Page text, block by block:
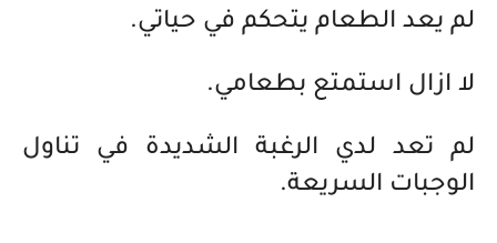
لم يعد الطعام يتحكم في حياتي.
لا ازال استمتع بطعامي.
لم تعد لدي الرغبة الشديدة في تناول
الوجبات السريعة.